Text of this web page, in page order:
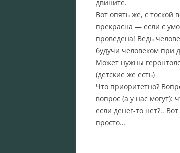
двините.
Вот опять же, с
прекрасна — если с
проведена! Ведь
будучи человеком при
Может нужны
(детские же есть)
Что приоритетно?
вопрос (а у нас могут):
если денег-то нет?..
просто…